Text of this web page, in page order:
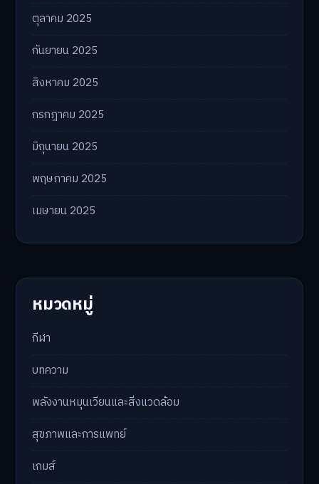
ตุลาคม 2025
กันยายน 2025
สิงหาคม 2025
กรกฎาคม 2025
มิถุนายน 2025
พฤษภาคม 2025
เมษายน 2025
หมวดหมู่
กีฬา
บทความ
พลังงานหมุนเวียนและสิ่งแวดล้อม
สุขภาพและการแพทย์
เกมส์